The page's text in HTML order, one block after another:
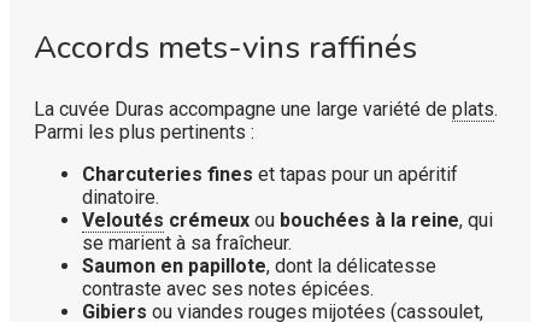
Accords mets-vins raffinés
La cuvée Duras accompagne une large variété de plats.
Parmi les plus pertinents :
Charcuteries fines et tapas pour un apéritif
dinatoire.
Veloutés crémeux ou bouchées à la reine, qui
se marient à sa fraîcheur.
Saumon en papillote, dont la délicatesse
contraste avec ses notes épicées.
Gibiers ou viandes rouges mijotées (cassoulet,